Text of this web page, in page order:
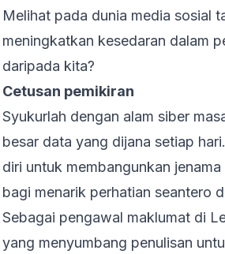
Melihat pada dunia media sosial
meningkatkan kesedaran dalam
daripada kita?
Cetusan pemikiran
Syukurlah dengan alam siber
besar data yang dijana setiap
diri untuk membangunkan
bagi menarik perhatian seantero
Sebagai pengawal maklumat di
yang menyumbang penulisan